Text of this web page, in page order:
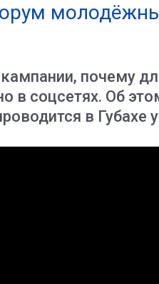
почему
в соцсетях. Об
в Губахе